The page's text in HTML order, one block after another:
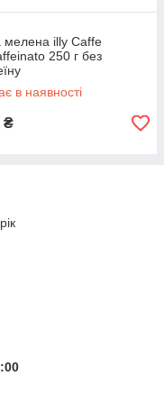
мелена illy Caffe
250 г без
в наявності
₴